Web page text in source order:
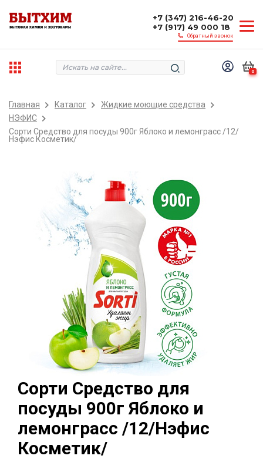
+7 (347) 216-46-20
+7 (917) 49 000 18
Обратный звонок
0
Главная Каталог
Жидкие моющие средства
НЭФИС
Сорти Средство для посуды 900г Яблоко и лемонграсс /12/
Нэфис Косметик/
Сорти Средство для
посуды 900г Яблоко и
лемонграсс /12/Нэфис
Косметик/